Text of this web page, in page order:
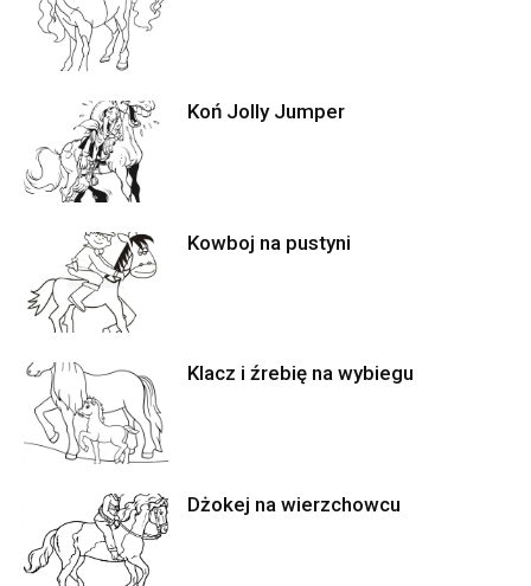
Koń Jolly Jumper
Kowboj na pustyni
Klacz i źrebię na wybiegu
Dżokej na wierzchowcu